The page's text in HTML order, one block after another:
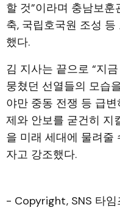
할 것”이라며 충남보
축, 국립호국원 조성
했다.
김 지사는 끝으로 “지
뭉쳤던 선열들의 모습
야만 중동 전쟁 등 급
제와 안보를 굳건히 지
을 미래 세대에 물려줄
자고 강조했다.
- Copyright, SNS 타임